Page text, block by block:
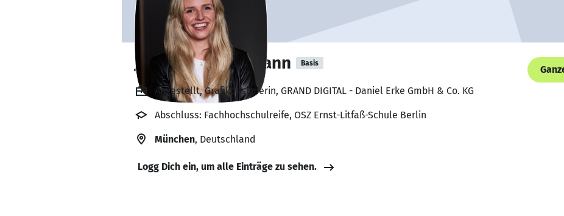
Jaqueline Borgmann Basis
Angestellt, Grafikdesignerin, GRAND DIGITAL - Daniel Erke GmbH & Co. KG
Abschluss: Fachhochschulreife, OSZ Ernst-Litfaß-Schule Berlin
München, Deutschland
Logg Dich ein, um alle Einträge zu sehen.